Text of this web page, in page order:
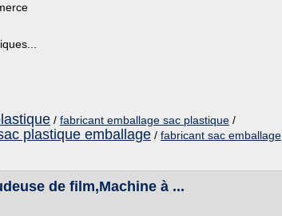
/ fabricant emballage sac plastique /
plastique emballage / fabricant sac emballage
de film,Machine à ...